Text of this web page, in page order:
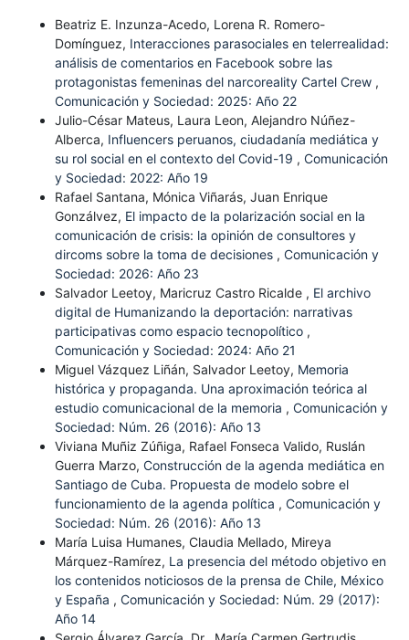
Beatriz E. Inzunza-Acedo, Lorena R. Romero-
Domínguez, Interacciones parasociales en telerrealidad:
análisis de comentarios en Facebook sobre las
protagonistas femeninas del narcoreality Cartel Crew ,
Comunicación y Sociedad: 2025: Año 22
Julio-César Mateus, Laura Leon, Alejandro Núñez-
Alberca, Influencers peruanos, ciudadanía mediática y
su rol social en el contexto del Covid-19 , Comunicación
y Sociedad: 2022: Año 19
Rafael Santana, Mónica Viñarás, Juan Enrique
Gonzálvez, El impacto de la polarización social en la
comunicación de crisis: la opinión de consultores y
dircoms sobre la toma de decisiones , Comunicación y
Sociedad: 2026: Año 23
Salvador Leetoy, Maricruz Castro Ricalde , El archivo
digital de Humanizando la deportación: narrativas
participativas como espacio tecnopolítico ,
Comunicación y Sociedad: 2024: Año 21
Miguel Vázquez Liñán, Salvador Leetoy, Memoria
histórica y propaganda. Una aproximación teórica al
estudio comunicacional de la memoria , Comunicación y
Sociedad: Núm. 26 (2016): Año 13
Viviana Muñiz Zúñiga, Rafael Fonseca Valido, Ruslán
Guerra Marzo, Construcción de la agenda mediática en
Santiago de Cuba. Propuesta de modelo sobre el
funcionamiento de la agenda política , Comunicación y
Sociedad: Núm. 26 (2016): Año 13
María Luisa Humanes, Claudia Mellado, Mireya
Márquez-Ramírez, La presencia del método objetivo en
los contenidos noticiosos de la prensa de Chile, México
y España , Comunicación y Sociedad: Núm. 29 (2017):
Año 14